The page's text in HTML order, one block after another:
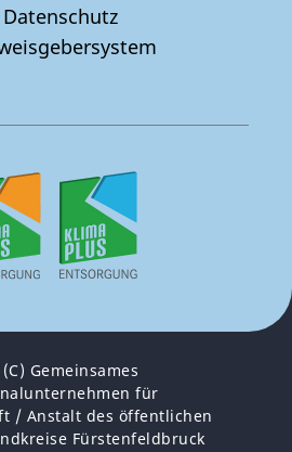
Datenschutz
Gemeinsames
für
/ Anstalt des öffentlichen
Fürstenfeldbruck